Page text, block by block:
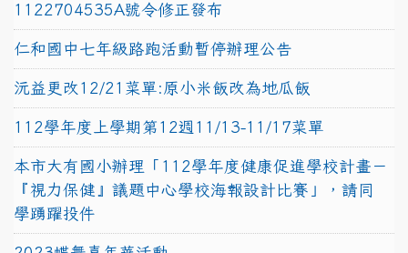
1122704535A號令修正發布
仁和國中七年級路跑活動暫停辦理公告
沅益更改12/21菜單:原小米飯改為地瓜飯
112學年度上學期第12週11/13-11/17菜單
本市大有國小辦理「112學年度健康促進學校計畫－
『視力保健』議題中心學校海報設計比賽」，請同
學踴躍投件